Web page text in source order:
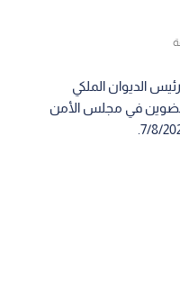
الديوان الملكي
عضوين في مجلس الأمن